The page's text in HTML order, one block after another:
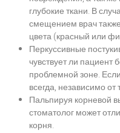
глубокие ткани. В
смещением врач
цвета (красный или
Перкуссивные
чувствует ли пациент
проблемной зоне.
всегда, независимо
Пальпируя корневой
стоматолог может
корня.